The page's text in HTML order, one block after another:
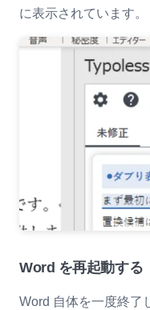
に表示されています。
Word を再起動する
Word 自体を一度終了